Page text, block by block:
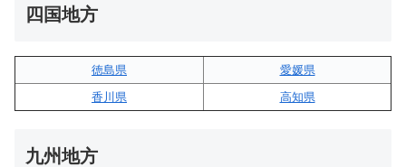
四国地方
徳島県
愛媛県
香川県
高知県
九州地方